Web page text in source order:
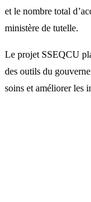
et le nombre total
ministère de tutelle.
Le projet SSEQCU
des outils du
soins et améliorer les